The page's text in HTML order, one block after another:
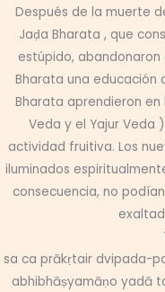
Después de la muerte
Jaḍa Bharata , que
estúpido,
Bharata una educación
Bharata aprendieron en
Veda y el Yajur Veda
actividad fruitiva. Los
iluminados
consecuencia, no
sa ca prākṛtair dvipada-
abhibhāṣyamāṇo yadā